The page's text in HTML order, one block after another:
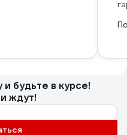
и будьте в курсе!
ждут!